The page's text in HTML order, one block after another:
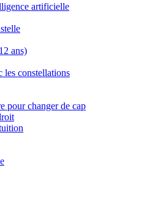
artificielle
ans)
les constellations
pour changer de cap